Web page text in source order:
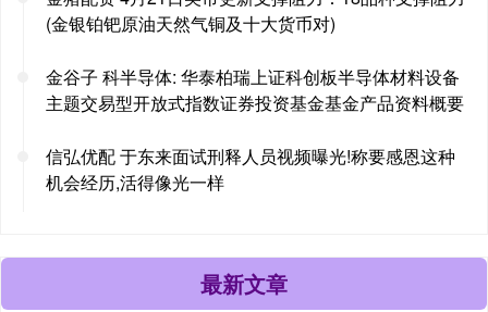
(金银铂钯原油天然气铜及十大货币对)
金谷子 科半导体: 华泰柏瑞上证科创板半导体材料设备
主题交易型开放式指数证券投资基金基金产品资料概要
信弘优配 于东来面试刑释人员视频曝光!称要感恩这种
机会经历,活得像光一样
最新文章